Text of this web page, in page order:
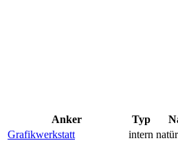
Anker Typ
Grafikwerkstatt
intern